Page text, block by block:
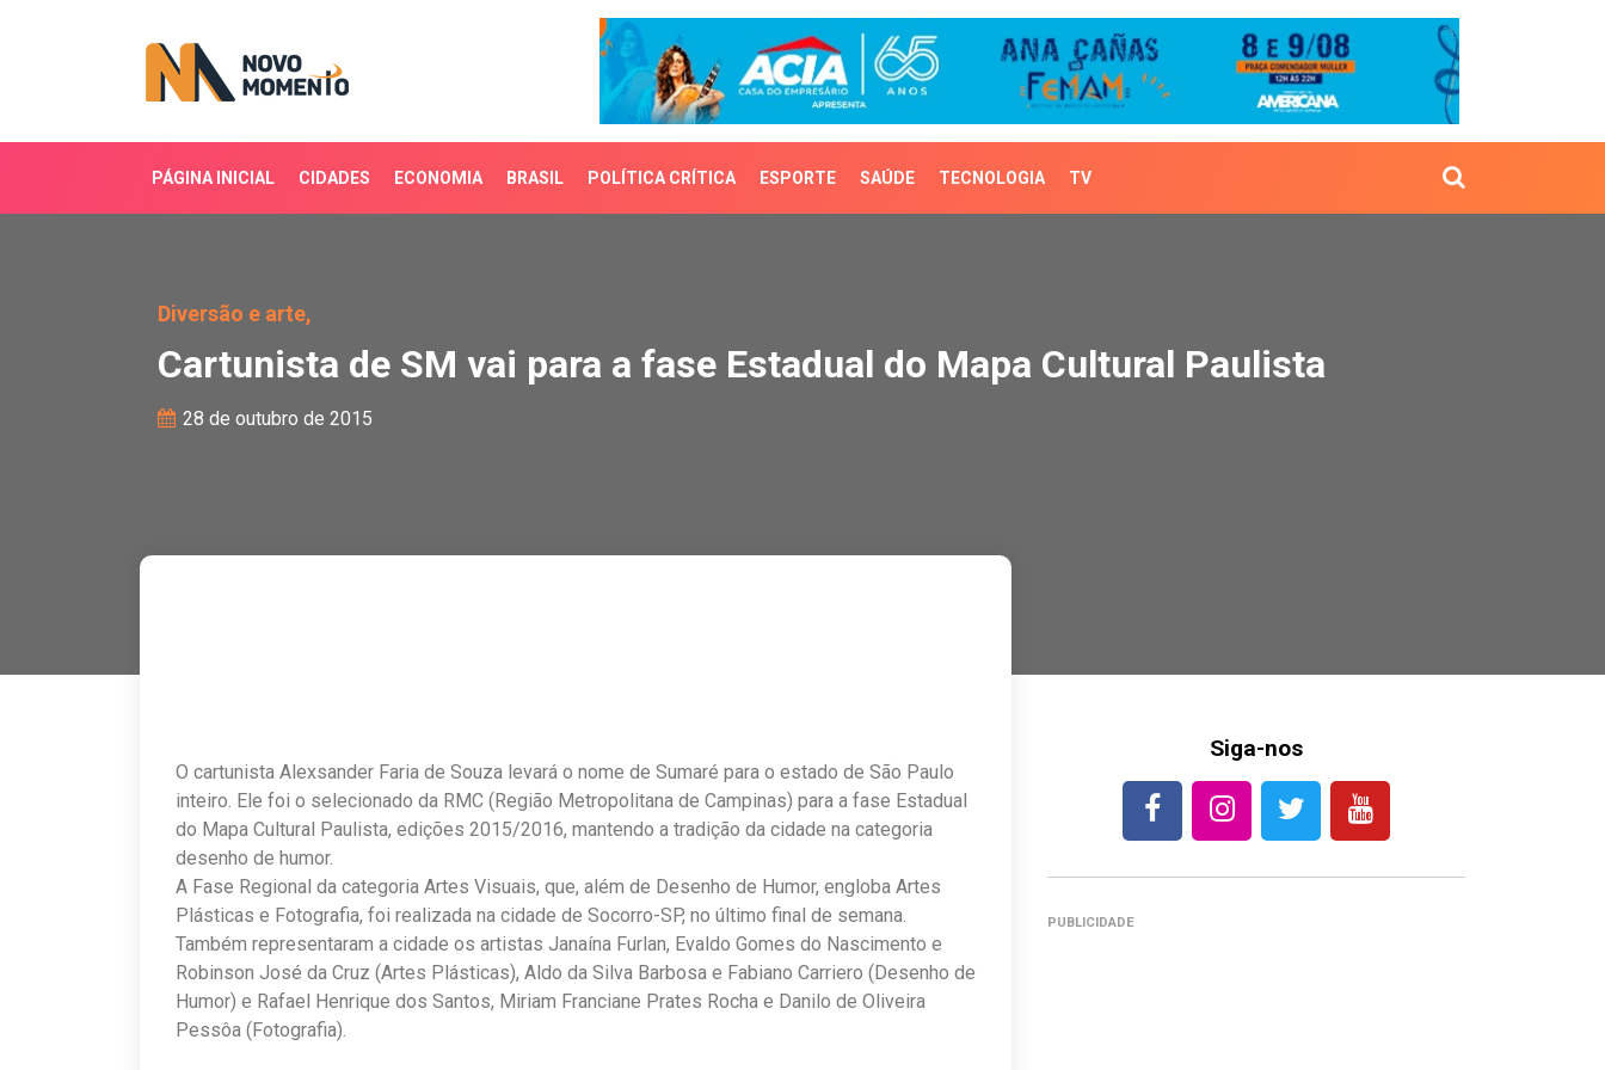
PÁGINA INICIAL CIDADES ECONOMIA BRASIL POLÍTICA CRÍTICA ESPORTE SAÚDE TECNOLOGIA TV
Diversão e arte,
Cartunista de SM vai para a fase Estadual do Mapa Cultural Paulista
28 de outubro de 2015
O cartunista Alexsander Faria de Souza levará o nome de Sumaré para o estado de São Paulo
inteiro. Ele foi o selecionado da RMC (Região Metropolitana de Campinas) para a fase Estadual
do Mapa Cultural Paulista, edições 2015/2016, mantendo a tradição da cidade na categoria
desenho de humor.
A Fase Regional da categoria Artes Visuais, que, além de Desenho de Humor, engloba Artes
Plásticas e Fotografia, foi realizada na cidade de Socorro-SP, no último final de semana.
Também representaram a cidade os artistas Janaína Furlan, Evaldo Gomes do Nascimento e
Robinson José da Cruz (Artes Plásticas), Aldo da Silva Barbosa e Fabiano Carriero (Desenho de
Humor) e Rafael Henrique dos Santos, Miriam Franciane Prates Rocha e Danilo de Oliveira
Pessôa (Fotografia).
Siga-nos
PUBLICIDADE